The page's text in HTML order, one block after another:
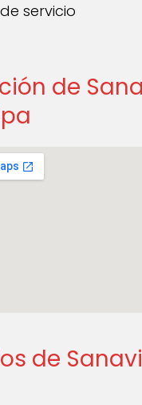
servicio
de
de